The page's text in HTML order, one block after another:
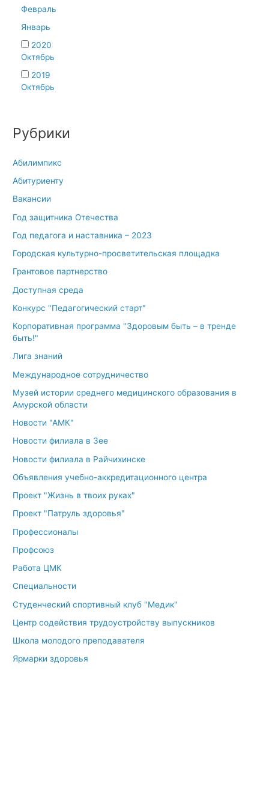
Февраль
Январь
2020
Октябрь
2019
Октябрь
Рубрики
Абилимпикс
Абитуриенту
Вакансии
Год защитника Отечества
Год педагога и наставника – 2023
Городская культурно-просветительская площадка
Грантовое партнерство
Доступная среда
Конкурс "Педагогический старт"
Корпоративная программа "Здоровым быть – в тренде
быть!"
Лига знаний
Международное сотрудничество
Музей истории среднего медицинского образования в
Амурской области
Новости "АМК"
Новости филиала в Зее
Новости филиала в Райчихинске
Объявления учебно-аккредитационного центра
Проект "Жизнь в твоих руках"
Проект "Патруль здоровья"
Профессионалы
Профсоюз
Работа ЦМК
Специальности
Студенческий спортивный клуб "Медик"
Центр содействия трудоустройству выпускников
Школа молодого преподавателя
Ярмарки здоровья